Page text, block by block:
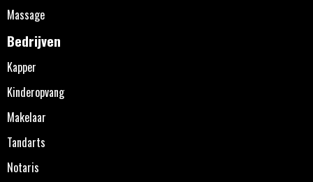
Massage
Bedrijven
Kapper
Kinderopvang
Makelaar
Tandarts
Notaris